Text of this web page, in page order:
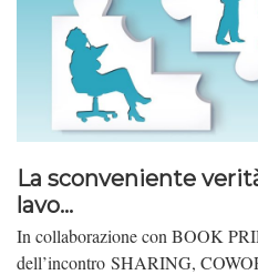
La sconveniente
lavo...
In collaborazione con BOOK
dell’incontro SHARING,